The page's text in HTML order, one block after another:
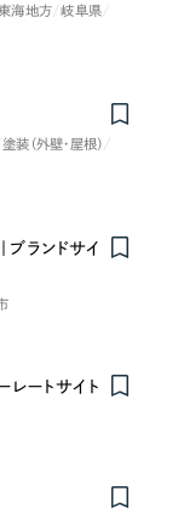
海地方
岐阜県
塗装（外壁・屋根）
ランドサイ
ートサイト